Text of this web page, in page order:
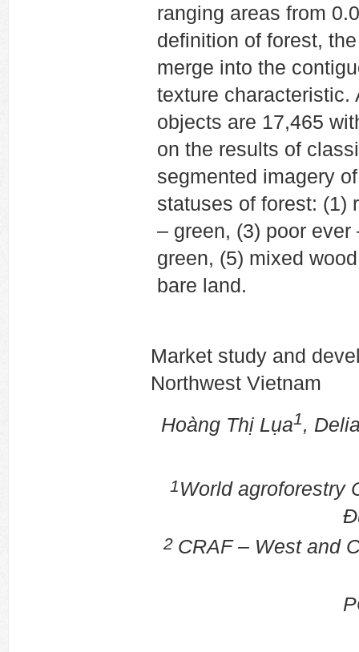
ranging areas from
definition of forest,
merge into the
texture characteristic.
objects are 17,465
on the results of
segmented imagery
statuses of forest: (1)
– green, (3) poor
green, (5) mixed
bare land.
Market study and
Northwest Vietnam
Hoàng Thị Lụa1,
1World agroforestry
2 CRAF – West and